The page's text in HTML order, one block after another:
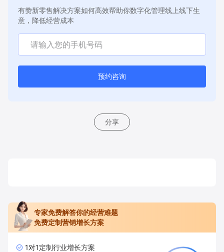
有赞新零售解决方案如何高效帮助你数字化管理线上线下生
意，降低经营成本
预约咨询
分享
专家免费解答你的经营难题
免费定制营销增长方案
1对1定制行业增长方案